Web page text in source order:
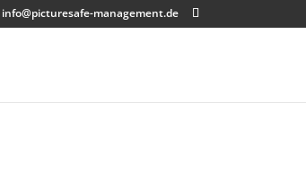
info@picturesafe-management.de